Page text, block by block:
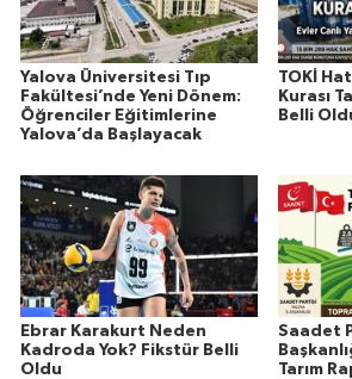
Yalova Üniversitesi Tıp
Fakültesi’nde Yeni Dönem:
Öğrenciler Eğitimlerine
Yalova’da Başlayacak
TOKİ
Kurası
Belli
Ebrar Karakurt Neden
Kadroda Yok? Fikstür Belli
Oldu
Saadet
Tarım